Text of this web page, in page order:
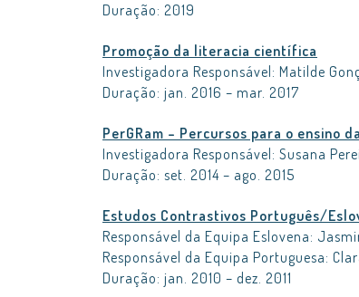
Duração: 2019
Promoção da literacia científica
Investigadora Responsável: Matilde
Duração: jan. 2016 – mar. 2017
PerGRam – Percursos para o ensino
Investigadora Responsável: Susana
Duração: set. 2014 – ago. 2015
Estudos Contrastivos Português/
Responsável da Equipa Eslovena:
Responsável da Equipa Portuguesa:
Duração: jan. 2010 – dez. 2011